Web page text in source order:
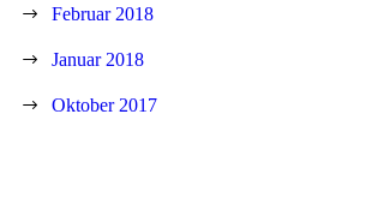
Februar 2018
Januar 2018
Oktober 2017